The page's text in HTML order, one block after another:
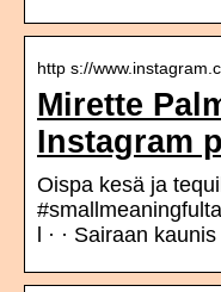
http s://
Mirette
Instagram
Oispa kesä ja
l · · Sairaan